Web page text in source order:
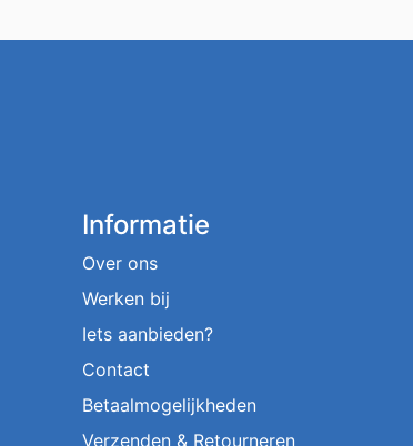
Informatie
Over ons
Werken bij
Iets aanbieden?
Contact
Betaalmogelijkheden
Verzenden & Retourneren